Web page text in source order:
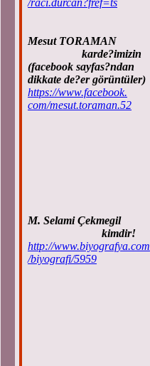
/raci.durcan?fref=ts
Mesut TORAMAN
karde?imizin
(facebook sayfas?ndan
dikkate de?er görüntüler)
https://www.facebook.
com/mesut.toraman.52
M. Selami Çekmegil
kimdir!
http://www.biyografya.com
/biyografi/5959